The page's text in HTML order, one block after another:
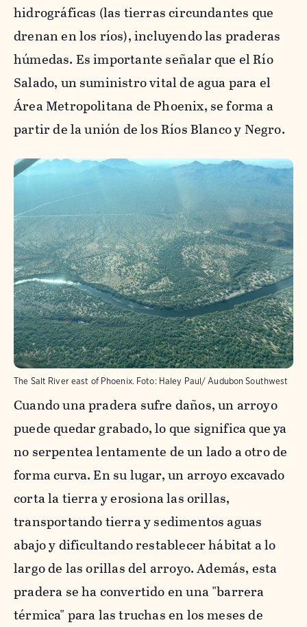
hidrográficas (las tierras circundantes que
drenan en los ríos), incluyendo las praderas
húmedas. Es importante señalar que el Río
Salado, un suministro vital de agua para el
Área Metropolitana de Phoenix, se forma a
partir de la unión de los Ríos Blanco y Negro.
The Salt River east of Phoenix. Foto: Haley Paul/ Audubon Southwest
Cuando una pradera sufre daños, un arroyo
puede quedar grabado, lo que significa que ya
no serpentea lentamente de un lado a otro de
forma curva. En su lugar, un arroyo excavado
corta la tierra y erosiona las orillas,
transportando tierra y sedimentos aguas
abajo y dificultando restablecer hábitat a lo
largo de las orillas del arroyo. Además, esta
pradera se ha convertido en una "barrera
térmica" para las truchas en los meses de